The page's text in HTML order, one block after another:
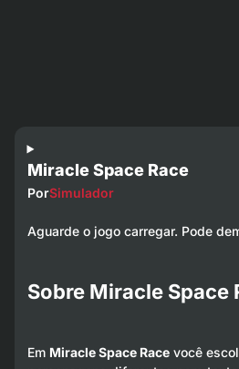
Miracle Space Race
PorSimulador
Aguarde o jogo carregar. Pode
Sobre Miracle Space
Em Miracle Space Racevocê